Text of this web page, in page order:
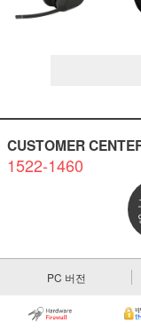
CUSTOMER
1522-1460
PC 버전